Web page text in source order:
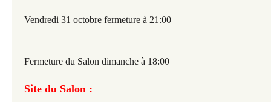
Vendredi 31 octobre fermeture à 21:00
Fermeture du Salon dimanche à 18:00
Site du Salon :